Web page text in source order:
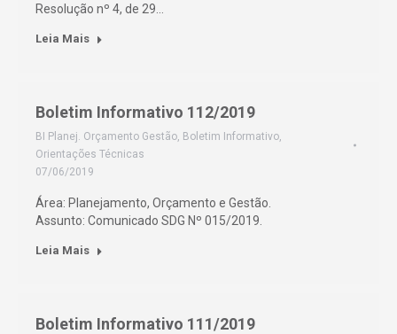
Resolução nº 4, de 29…
Leia Mais
Boletim Informativo 112/2019
BI Planej. Orçamento Gestão, Boletim Informativo,
Orientações Técnicas
07/06/2019
Área: Planejamento, Orçamento e Gestão.
Assunto: Comunicado SDG Nº 015/2019.
Leia Mais
Boletim Informativo 111/2019